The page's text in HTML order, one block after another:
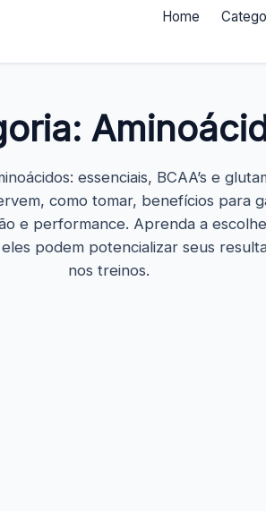
Home
essenciais, BCAA’s e
como tomar, benefícios para
e performance. Aprenda a
podem potencializar seus
nos treinos.